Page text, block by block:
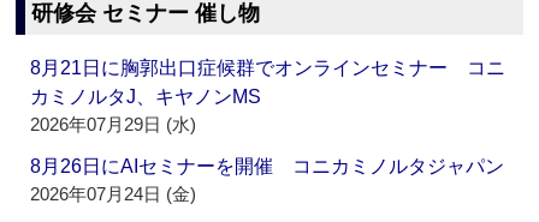
研修会 セミナー 催し物
8月21日に胸郭出口症候群でオンラインセミナー コニ
カミノルタJ、キヤノンMS
2026年07月29日 (水)
8月26日にAIセミナーを開催 コニカミノルタジャパン
2026年07月24日 (金)